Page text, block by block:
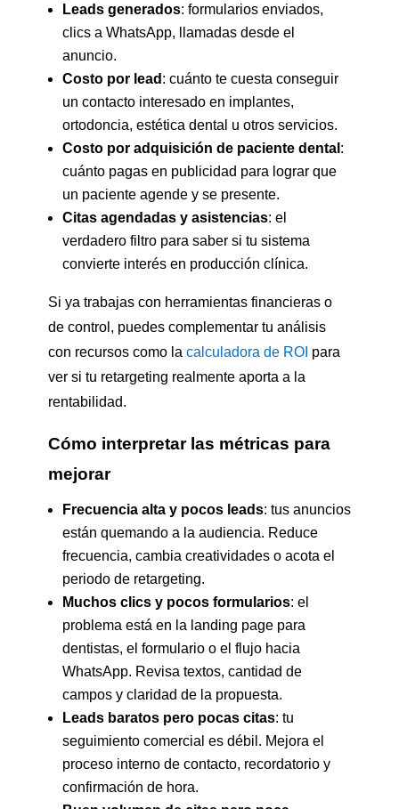
Leads generados: formularios enviados,
clics a WhatsApp, llamadas desde el
anuncio.
Costo por lead : cuánto te cuesta conseguir
un contacto interesado en implantes,
ortodoncia, estética dental u otros servicios.
Costo por adquisición de paciente dental :
cuánto pagas en publicidad para lograr que
un paciente agende y se presente.
Citas agendadas y asistencias: el
verdadero filtro para saber si tu sistema
convierte interés en producción clínica.
Si ya trabajas con herramientas financieras o
de control, puedes complementar tu análisis
con recursos como la calculadora de ROI para
ver si tu retargeting realmente aporta a la
rentabilidad.
Cómo interpretar las métricas para
mejorar
Frecuencia alta y pocos leads: tus anuncios
están quemando a la audiencia. Reduce
frecuencia, cambia creatividades o acota el
periodo de retargeting.
Muchos clics y pocos formularios: el
problema está en la landing page para
dentistas, el formulario o el flujo hacia
WhatsApp. Revisa textos, cantidad de
campos y claridad de la propuesta.
Leads baratos pero pocas citas: tu
seguimiento comercial es débil. Mejora el
proceso interno de contacto, recordatorio y
confirmación de hora.